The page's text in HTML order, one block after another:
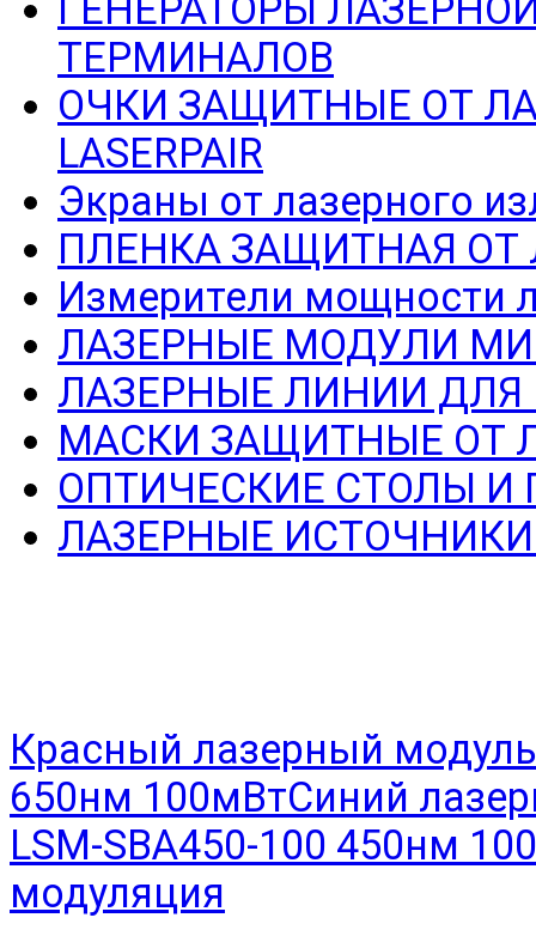
ГЕНЕРАТОРЫ
ТЕРМИНАЛОВ
ОЧКИ ЗАЩИТНЫЕ ОТ
LASERPAIR
Экраны от лазерного
ПЛЕНКА ЗАЩИТНАЯ ОТ
Измерители мощности
ЛАЗЕРНЫЕ МОДУЛИ
ЛАЗЕРНЫЕ ЛИНИИ
МАСКИ ЗАЩИТНЫЕ ОТ
ОПТИЧЕСКИЕ СТОЛЫ И
ЛАЗЕРНЫЕ ИСТОЧНИКИ
Красный лазерный
650нм 100мВтСиний
LSM-SBА450-100 450нм
модуляция